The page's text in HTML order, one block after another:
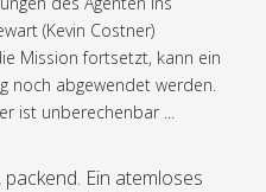
(Kevin Costner)
Mission fortsetzt, kann ein
noch abgewendet werden.
ist unberechenbar ...
Ein atemloses